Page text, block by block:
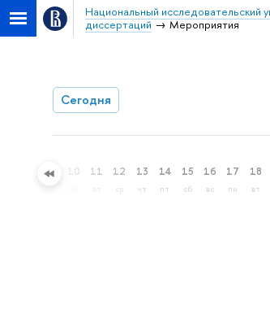
Национальный исследовательский
диссертаций
Мероприятия
Сегодня
9 10 11 12
ср
13
чт
14
пт
15
сб
16
вс
17
пн
18
вт